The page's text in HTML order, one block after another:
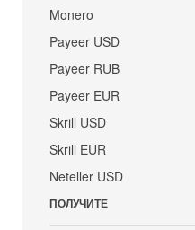
Monero
Payeer USD
Payeer RUB
Payeer EUR
Skrill USD
Skrill EUR
Neteller USD
ПОЛУЧИТЕ